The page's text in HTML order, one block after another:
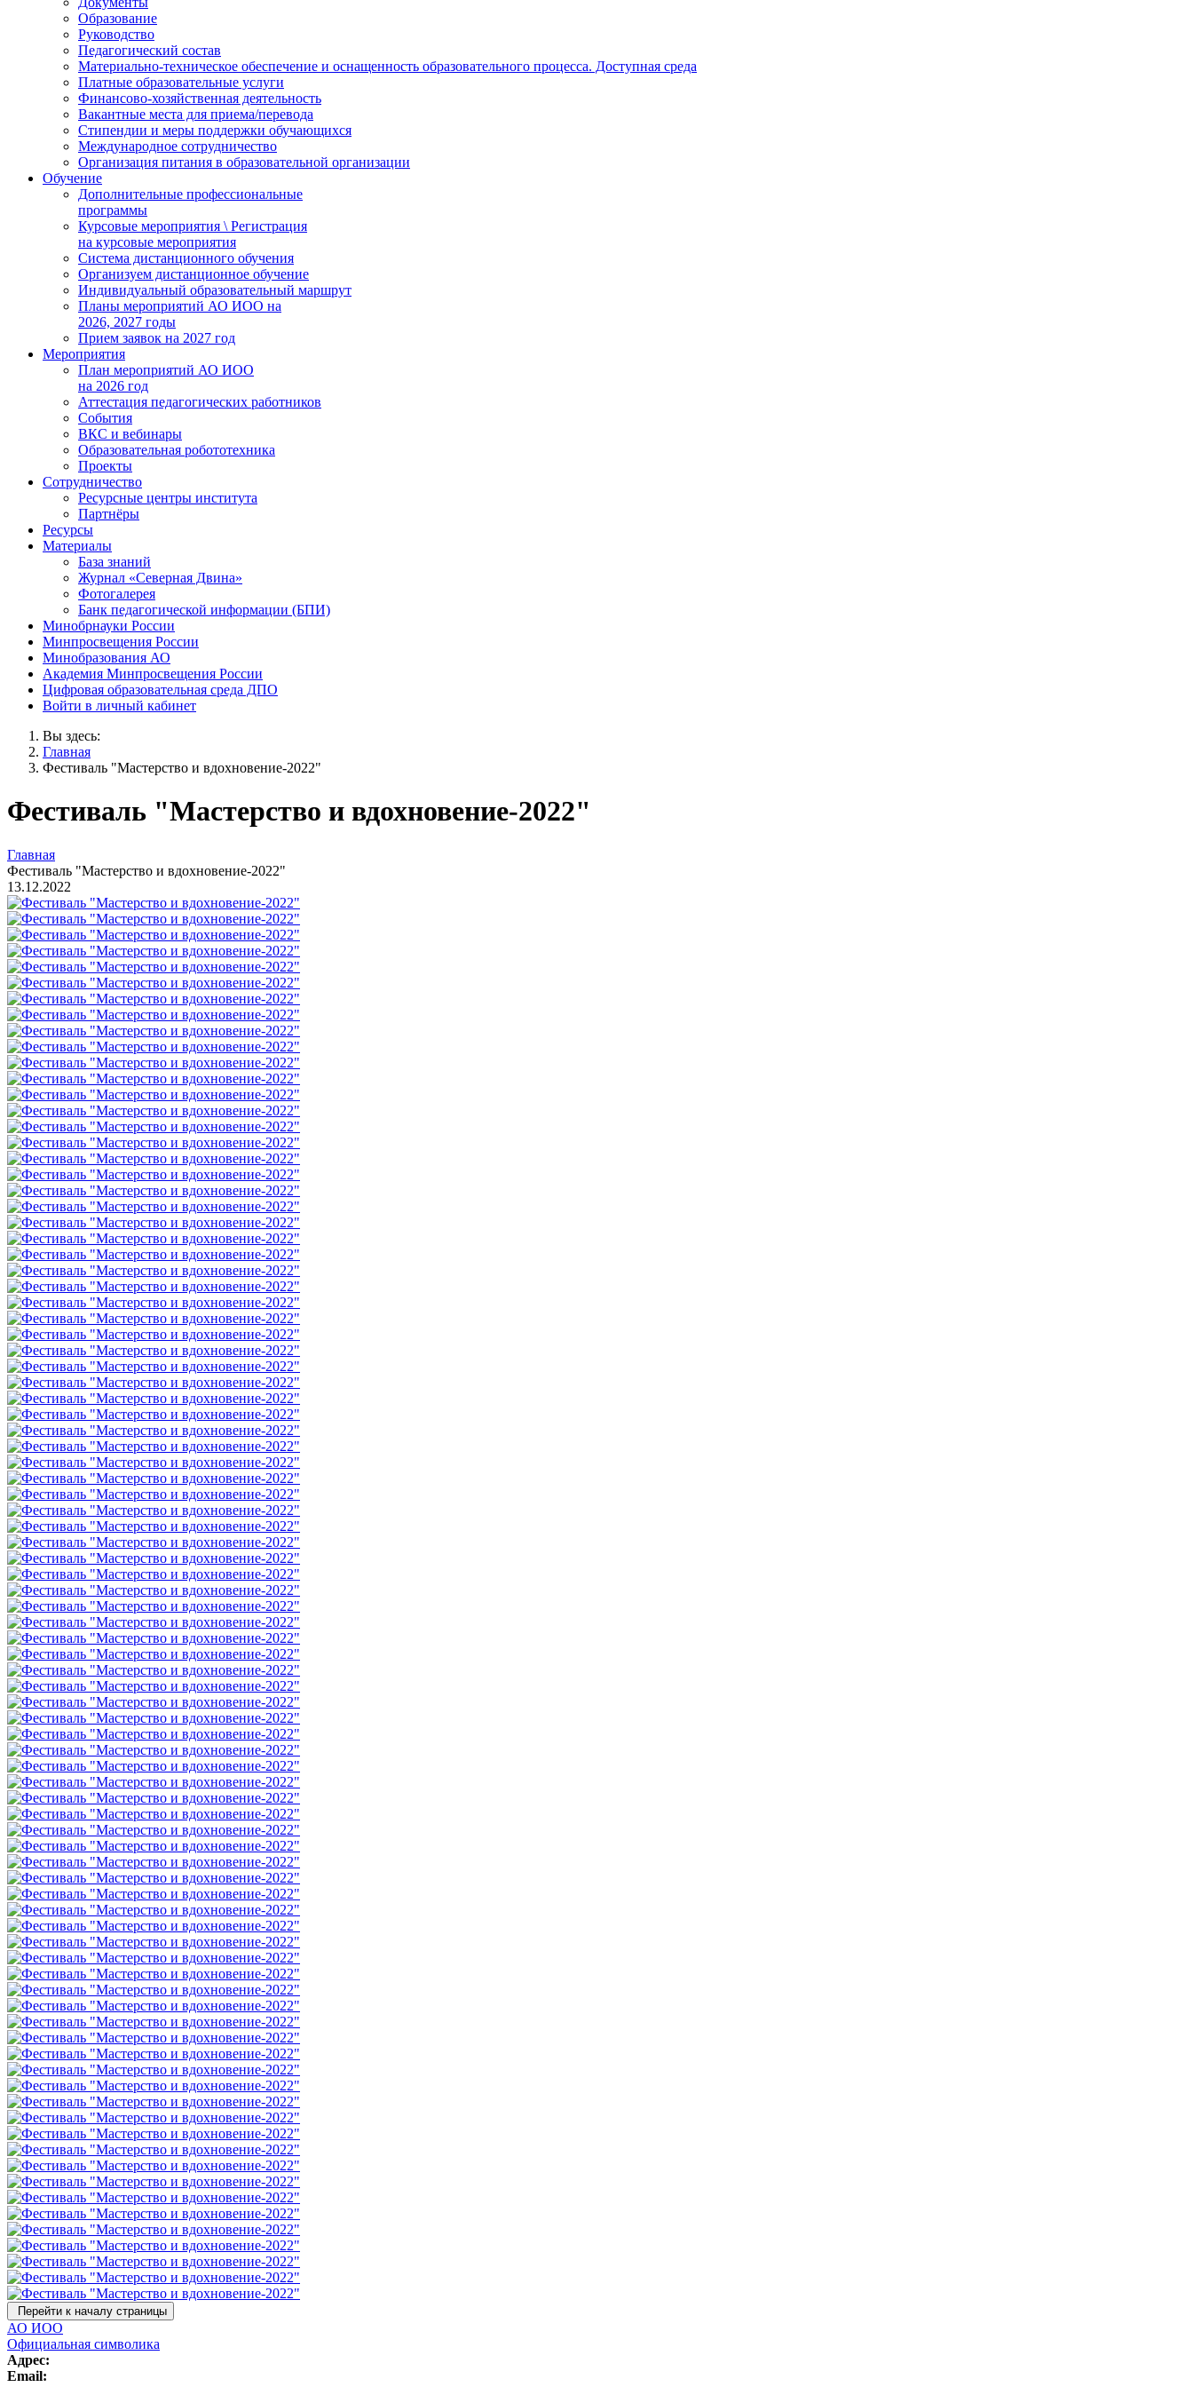
Образование
Руководство
Педагогический состав
Материально-техническое обеспечение и оснащенность образовательного процесса. Доступная среда
Платные образовательные услуги
Финансово-хозяйственная деятельность
Вакантные места для приема/перевода
Стипендии и меры поддержки обучающихся
Международное сотрудничество
Организация питания в образовательной организации
Обучение
Дополнительные профессиональные
программы
Курсовые мероприятия \ Регистрация
на курсовые мероприятия
Система дистанционного обучения
Организуем дистанционное обучение
Индивидуальный образовательный маршрут
Планы мероприятий АО ИОО на
2026, 2027 годы
Прием заявок на 2027 год
Мероприятия
План мероприятий АО ИОО
на 2026 год
Аттестация педагогических работников
События
ВКС и вебинары
Образовательная робототехника
Проекты
Сотрудничество
Ресурсные центры института
Партнёры
Ресурсы
Материалы
База знаний
Журнал «Северная Двина»
Фотогалерея
Банк педагогической информации (БПИ)
Минобрнауки России
Минпросвещения России
Минобразования АО
Академия Минпросвещения России
Цифровая образовательная среда ДПО
Войти в личный кабинет
Вы здесь:
Главная
Фестиваль "Мастерство и вдохновение-2022"
Фестиваль "Мастерство и вдохновение-2022"
Главная
Фестиваль "Мастерство и вдохновение-2022"
13.12.2022
Перейти к началу страницы
АО ИОО
Официальная символика
Адрес:
Email: